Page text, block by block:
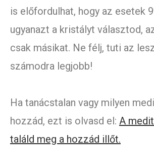
is előfordulhat, hogy az esetek
ugyanazt a kristályt választod,
csak másikat. Ne félj, tuti az
számodra legjobb!
Ha tanácstalan vagy milyen
hozzád, ezt is olvasd el: A
találd meg a hozzád illőt.